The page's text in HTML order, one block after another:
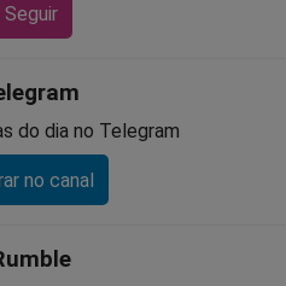
Seguir
do dia no Telegram
no canal